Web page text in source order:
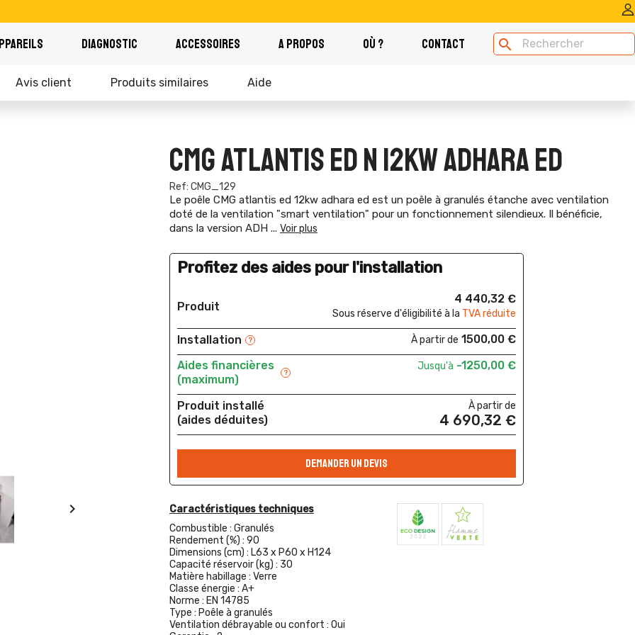
DIAGNOSTIC ACCESSOIRES A PROPOS OÙ ? CONTACT search
Avis client Produits similaires Aide

CMG ATLANTIS ED N 12KW ADHARA ED
Ref: CMG_129
Le poêle CMG atlantis ed 12kw adhara ed est un poêle à granulés étanche avec ventilation
doté de la ventilation "smart ventilation" pour un fonctionnement silendieux. Il bénéficie,
dans la version ADH ... Voir plus
Profitez des aides pour l'installation
Produit
4 440,32 €
Sous réserve d'éligibilité à la TVA réduite
Installation ? À partir de 1500,00 €
Aides financières
(maximum)
?
Jusqu'à -1250,00 €
Produit installé
(aides déduites)
À partir de
4 690,32 €
DEMANDER UN DEVIS
Caractéristiques techniques
Combustible : Granulés
Rendement (%) : 90
Dimensions (cm) : L63 x P60 x H124
Capacité réservoir (kg) : 30
Matière habillage : Verre
Classe énergie : A+
Norme : EN 14785
Type : Poêle à granulés
Ventilation débrayable ou confort : Oui